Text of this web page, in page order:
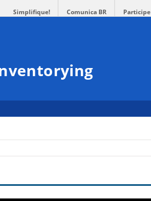
Simplifique! Comunica BR Participe